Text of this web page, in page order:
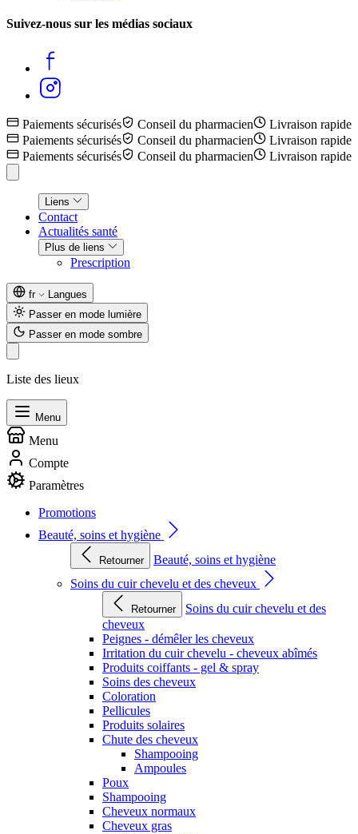
Suivez-nous sur les médias sociaux
Paiements sécurisés Conseil du pharmacien
Livraison rapide
Paiements sécurisés
Conseil du pharmacien
Livraison rapide
Paiements sécurisés
Conseil du pharmacien Livraison rapide
Liens
Contact
Actualités santé
Plus de liens
Prescription
fr
Langues
Passer en mode lumière
Passer en mode sombre
Liste des lieux
Menu
Menu
Compte
Paramètres
Promotions
Beauté, soins et hygiène
Retourner
Beauté, soins et hygiène
Soins du cuir chevelu et des cheveux
Retourner
Soins du cuir chevelu et des
cheveux
Peignes - démêler les cheveux
Irritation du cuir chevelu - cheveux abîmés
Produits coiffants - gel & spray
Soins des cheveux
Coloration
Pellicules
Produits solaires
Chute des cheveux
Shampooing
Ampoules
Poux
Shampooing
Cheveux normaux
Cheveux gras